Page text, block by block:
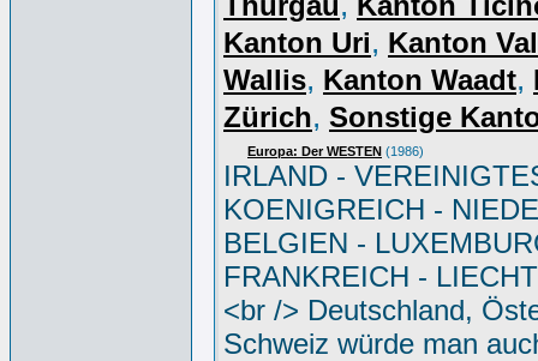
Kanton Uri, Kanton
Wallis, Kanton Waadt,
Zürich, Sonstige
Europa: Der WESTEN (1986)
IRLAND -
KOENIGREICH -
BELGIEN -
FRANKREICH -
<br /> Deutschland,
Schweiz würde man